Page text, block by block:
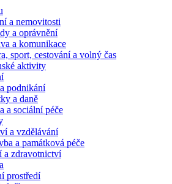
a nemovitosti
a oprávnění
a komunikace
sport, cestování a volný čas
aktivity
podnikání
a daně
a sociální péče
a vzdělávání
a památková péče
a zdravotnictví
prostředí